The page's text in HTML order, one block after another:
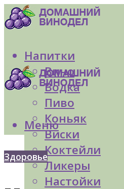
Напитки
Вино
Водка
Пиво
Коньяк
Виски
Коктейли
Ликеры
Настойки
Меню
Здоровье